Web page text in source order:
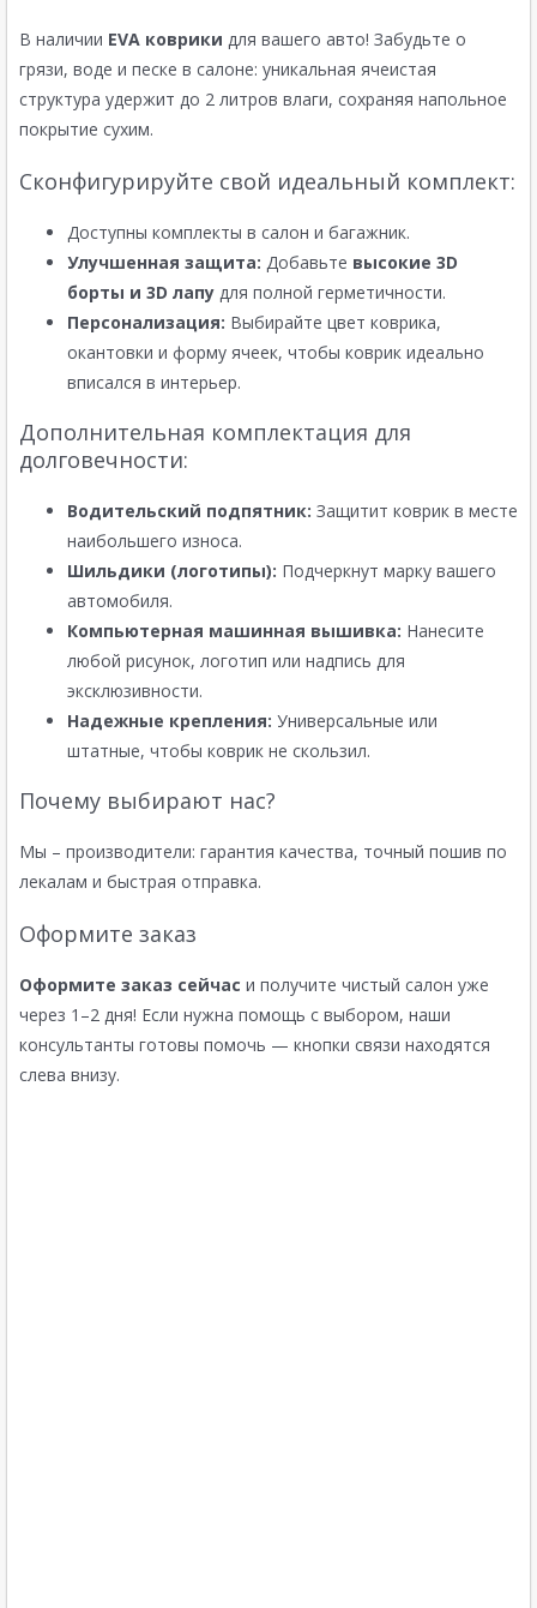
В наличии EVA коврики для вашего авто! Забудьте о
грязи, воде и песке в салоне: уникальная ячеистая
структура удержит до 2 литров влаги, сохраняя напольное
покрытие сухим.
Сконфигурируйте свой идеальный комплект:
Доступны комплекты в салон и багажник.
Улучшенная защита: Добавьте высокие 3D
борты и 3D лапу для полной герметичности.
Персонализация: Выбирайте цвет коврика,
окантовки и форму ячеек, чтобы коврик идеально
вписался в интерьер.
Дополнительная комплектация для
долговечности:
Водительский подпятник: Защитит коврик в месте
наибольшего износа.
Шильдики (логотипы): Подчеркнут марку вашего
автомобиля.
Компьютерная машинная вышивка: Нанесите
любой рисунок, логотип или надпись для
эксклюзивности.
Надежные крепления: Универсальные или
штатные, чтобы коврик не скользил.
Почему выбирают нас?
Мы – производители: гарантия качества, точный пошив по
лекалам и быстрая отправка.
Оформите заказ
Оформите заказ сейчас и получите чистый салон уже
через 1–2 дня! Если нужна помощь с выбором, наши
консультанты готовы помочь — кнопки связи находятся
слева внизу.